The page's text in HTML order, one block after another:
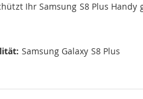
Ihr Samsung S8 Plus
Samsung Galaxy S8 Plus